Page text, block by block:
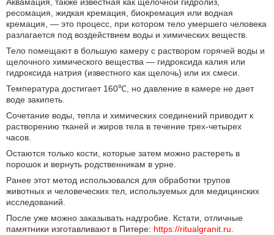
Аквамация, также известная как щелочной гидролиз,
ресомация, жидкая кремация, биокремация или водная
кремация, — это процесс, при котором тело умершего человека
разлагается под воздействием воды и химических веществ.
Тело помещают в большую камеру с раствором горячей воды и
щелочного химического вещества — гидроксида калия или
гидроксида натрия (известного как щелочь) или их смеси.
Температура достигает 160℃, но давление в камере не дает
воде закипеть.
Сочетание воды, тепла и химических соединений приводит к
растворению тканей и жиров тела в течение трех-четырех
часов.
Остаются только кости, которые затем можно растереть в
порошок и вернуть родственникам в урне.
Ранее этот метод использовался для обработки трупов
животных и человеческих тел, используемых для медицинских
исследований.
После уже можно заказывать надгробие. Кстати, отличные
памятники изготавливают в Питере: https://ritualgranit.ru.